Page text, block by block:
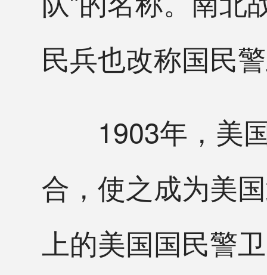
民兵也改称国民
1903年，美国
合，使之成为美
上的美国国民警